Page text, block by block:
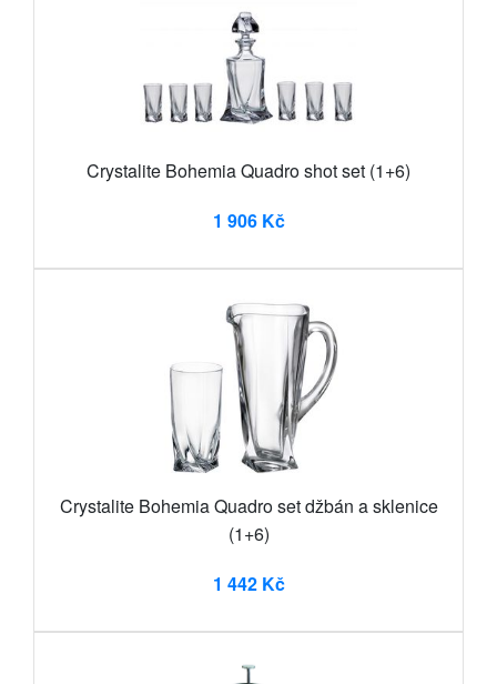
Crystalite Bohemia Quadro shot set (1+6)
1 906 Kč
Crystalite Bohemia Quadro set džbán a sklenice
(1+6)
1 442 Kč